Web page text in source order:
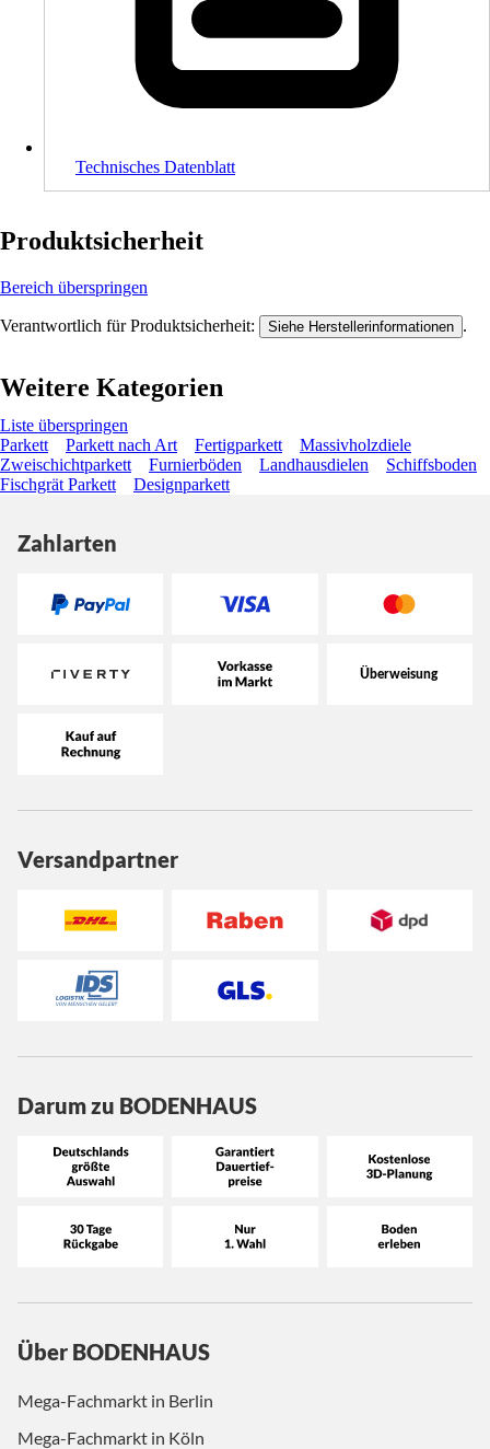
Technisches Datenblatt
Produktsicherheit
Bereich überspringen
Verantwortlich für Produktsicherheit: Siehe Herstellerinformationen .
Weitere Kategorien
Liste überspringen
Parkett
Parkett nach Art Fertigparkett
Massivholzdiele
Zweischichtparkett
Furnierböden Landhausdielen
Schiffsboden
Fischgrät Parkett
Designparkett
Zahlarten
Versandpartner
Darum zu BODENHAUS
Über BODENHAUS
Mega-Fachmarkt in Berlin
Mega-Fachmarkt in Köln